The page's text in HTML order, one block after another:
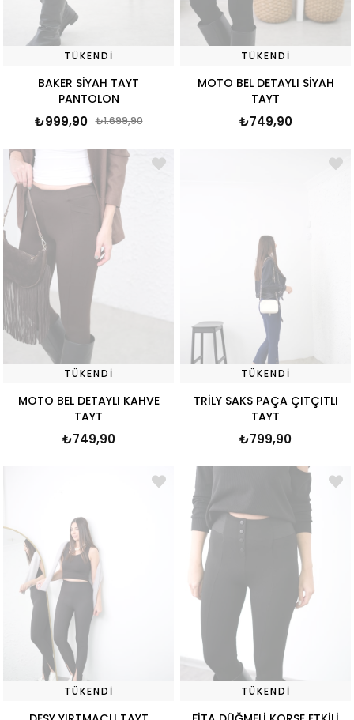
TÜKENDI
BAKER SİYAH TAYT
PANTOLON
₺999,90 ₺1.699,90
TÜKENDI
MOTO BEL DETAYLI SİYAH
TAYT
₺749,90
TÜKENDI
MOTO BEL DETAYLI KAHVE
TAYT
₺749,90
TÜKENDI
TRİLY SAKS PAÇA ÇITÇITLI
TAYT
₺799,90
TÜKENDI TÜKENDI